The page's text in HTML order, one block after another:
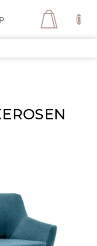
COŞ